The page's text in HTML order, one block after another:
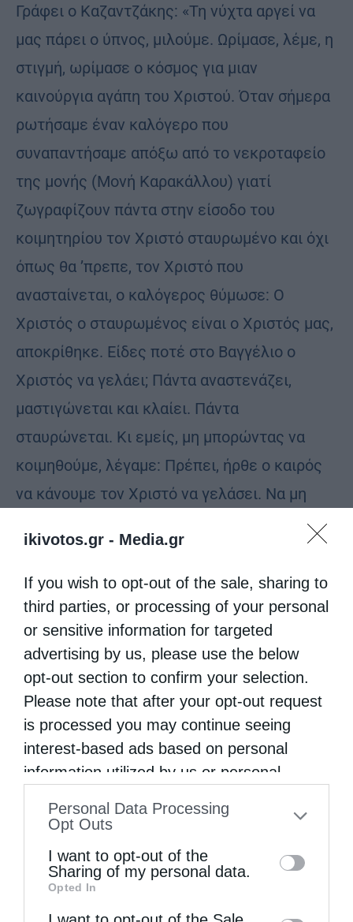
ikivotos.gr - Media.gr
If you wish to opt-out of the sale, sharing to
third parties, or processing of your personal
or sensitive information for targeted
advertising by us, please use the below
opt-out section to confirm your selection.
Please note that after your opt-out request
is processed you may continue seeing
interest-based ads based on personal
information utilized by us or personal
to your opt-out. You may separately opt-out
information by third parties on the IAB’s list
of downstream participants. This
information may also be disclosed by us to
Personal Data Processing
Opt Outs
I want to opt-out of the
Sharing of my personal data.
Opted In
Γράφει ο Καζαντζάκης: «Τη νύχτα αργεί να
μας πάρει ο ύπνος, μιλούμε. Ωρίμασε, λέμε, η
στιγμή, ωρίμασε ο κόσμος για μιαν
καινούργια αγάπη του Χριστού. Όταν σήμερα
ρωτήσαμε έναν καλόγερο που
συναπαντήσαμε απόξω από το νεκροταφείο
της μονής (Μονή Καρακάλλου) γιατί
ζωγραφίζουν πάντα στην είσοδο του
κοιμητηρίου τον Χριστό σταυρωμένο και όχι
όπως θα ’πρεπε, τον Χριστό που
ανασταίνεται, ο καλόγερος θύμωσε: Ο
Χριστός ο σταυρωμένος είναι ο Χριστός μας,
αποκρίθηκε. Είδες ποτέ στο Βαγγέλιο ο
Χριστός να γελάει; Πάντα αναστενάζει,
μαστιγώνεται και κλαίει. Πάντα
σταυρώνεται. Κι εμείς, μη μπορώντας να
κοιμηθούμε, λέγαμε: Πρέπει, ήρθε ο καιρός
να κάνουμε τον Χριστό να γελάσει. Να μη
σταυρώνεται. Να σμίξει μέσα του και ν’
αφομοιώσει τους δυνατούς, χαρούμενους
θεούς της Ελλάδας. Ήρθε ο καιρός ο
Ιουδαίος Χριστός να γίνει Έλληνας…».
Πέρα από τις προσευχές και τις συζητήσεις,
και η τράπεζα των μοναστηριών έχει τα δικά
της μυστικά. Ο Σικελιανός στο «Αγιορείτικο
ημερολόγιο» γράφει: «Ο κοινοβιακός
δείπνος. Μακριά αίθουσα. Οκτώ κολόνες –
μακριά τραπέζια δεξιά. Οι πατέρες τρώνε
σιωπηλοί. Μικρά κανατάκια πράσινα μπροστά
τους. Όταν μπήκαμε, ένας γάτος πήδηξε και